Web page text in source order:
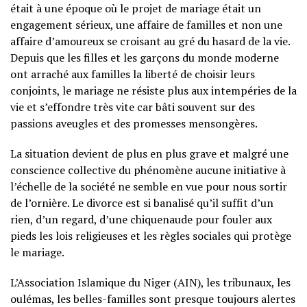
était à une époque où le projet de mariage était un
engagement sérieux, une affaire de familles et non une
affaire d’amoureux se croisant au gré du hasard de la vie.
Depuis que les filles et les garçons du monde moderne
ont arraché aux familles la liberté de choisir leurs
conjoints, le mariage ne résiste plus aux intempéries de la
vie et s’effondre très vite car bâti souvent sur des
passions aveugles et des promesses mensongères.
La situation devient de plus en plus grave et malgré une
conscience collective du phénomène aucune initiative à
l’échelle de la société ne semble en vue pour nous sortir
de l’ornière. Le divorce est si banalisé qu’il suffit d’un
rien, d’un regard, d’une chiquenaude pour fouler aux
pieds les lois religieuses et les règles sociales qui protège
le mariage.
L’Association Islamique du Niger (AIN), les tribunaux, les
oulémas, les belles-familles sont presque toujours alertes